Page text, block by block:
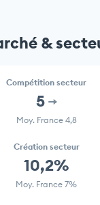
&
Compétition secteur
5
Moy. France 4,8
Création secteur
10,2%
Moy. France 7%